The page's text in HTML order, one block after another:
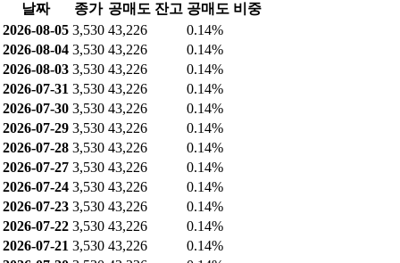
날짜 종가 공매도 잔고 공매도 비중
2026-08-05 3,530 43,226
0.14%
2026-08-04 3,530 43,226
0.14%
2026-08-03 3,530 43,226
0.14%
2026-07-31 3,530 43,226
0.14%
2026-07-30 3,530 43,226
0.14%
2026-07-29 3,530 43,226
0.14%
2026-07-28 3,530 43,226
0.14%
2026-07-27 3,530 43,226
0.14%
2026-07-24 3,530 43,226
0.14%
2026-07-23 3,530 43,226
0.14%
2026-07-22 3,530 43,226
0.14%
2026-07-21 3,530 43,226
0.14%